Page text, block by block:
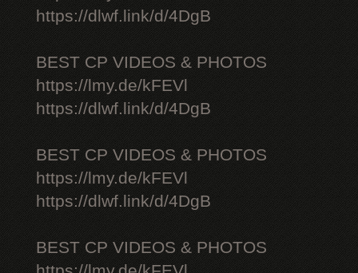
https://dlwf.link/d/4DgB
BEST CP VIDEOS & PHOTOS
https://lmy.de/kFEVl
https://dlwf.link/d/4DgB
BEST CP VIDEOS & PHOTOS
https://lmy.de/kFEVl
https://dlwf.link/d/4DgB
BEST CP VIDEOS & PHOTOS